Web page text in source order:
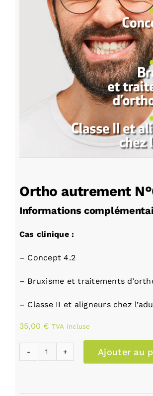
Ortho autrement
Informations
Cas clinique :
– Concept 4.2
– Bruxisme et traitements
– Classe II et aligneurs chez
35,00 € TVA incluse
quantité
Ajouter au